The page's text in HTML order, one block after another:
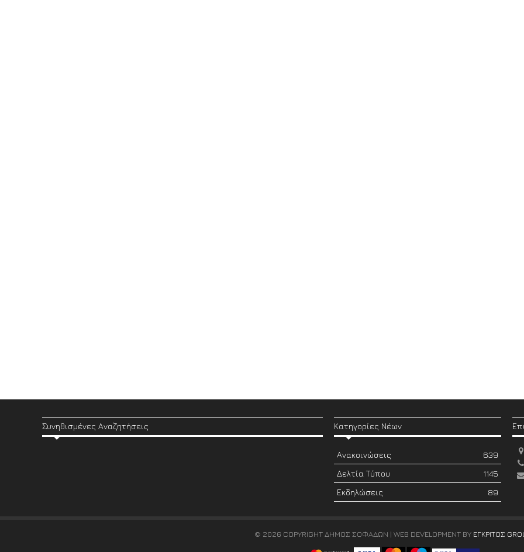
Συνηθισμένες Αναζητήσεις Κατηγορίες Νέων
Ανακοινώσεις
639
Δελτία Τύπου
1145
Εκδηλώσεις
89
© 2026 COPYRIGHT ΔΗΜΟΣ ΣΟΦΑΔΩΝ | WEB DEVELOPMENT BY ΕΓΚΡΙΤΟΣ